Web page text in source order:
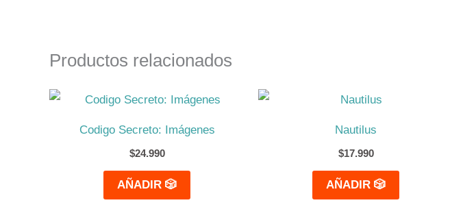
Productos relacionados
Codigo Secreto: Imágenes
$24.990
AÑADIR 🎲
Nautilus
$17.990
AÑADIR 🎲